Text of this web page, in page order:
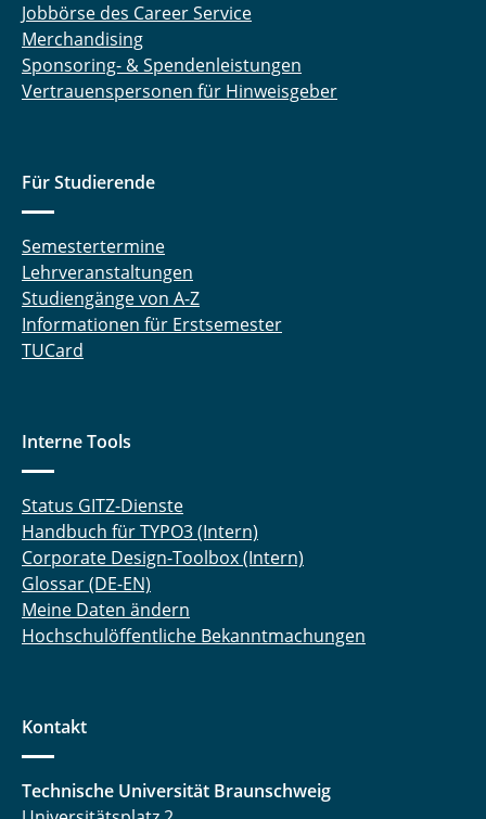
Jobbörse des Career Service
Merchandising
Sponsoring- & Spendenleistungen
Vertrauenspersonen für Hinweisgeber
Für Studierende
Semestertermine
Lehrveranstaltungen
Studiengänge von A-Z
Informationen für Erstsemester
TUCard
Interne Tools
Status GITZ-Dienste
Handbuch für TYPO3 (Intern)
Corporate Design-Toolbox (Intern)
Glossar (DE-EN)
Meine Daten ändern
Hochschulöffentliche Bekanntmachungen
Kontakt
Technische Universität Braunschweig